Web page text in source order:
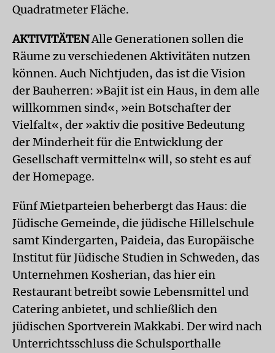
Quadratmeter Fläche.
AKTIVITÄTENAlle Generationen sollen die
Räume zu verschiedenen Aktivitäten nutzen
können. Auch Nichtjuden, das ist die Vision
der Bauherren: »Bajit ist ein Haus, in dem alle
willkommen sind«, »ein Botschafter der
Vielfalt«, der »aktiv die positive Bedeutung
der Minderheit für die Entwicklung der
Gesellschaft vermitteln« will, so steht es auf
der Homepage.
Fünf Mietparteien beherbergt das Haus: die
Jüdische Gemeinde, die jüdische Hillelschule
samt Kindergarten, Paideia, das Europäische
Institut für Jüdische Studien in Schweden, das
Unternehmen Kosherian, das hier ein
Restaurant betreibt sowie Lebensmittel und
Catering anbietet, und schließlich den
jüdischen Sportverein Makkabi. Der wird nach
Unterrichtsschluss die Schulsporthalle